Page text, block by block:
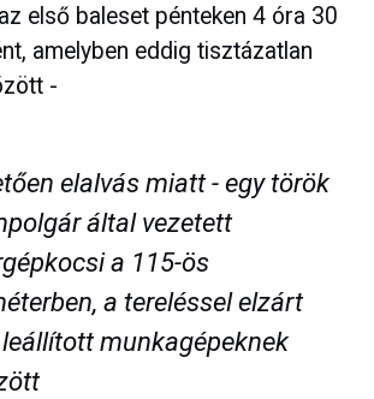
első baleset pénteken 4 óra 30
amelyben eddig tisztázatlan
-
elalvás miatt - egy török
által vezetett
a 115-ös
a tereléssel elzárt
munkagépeknek